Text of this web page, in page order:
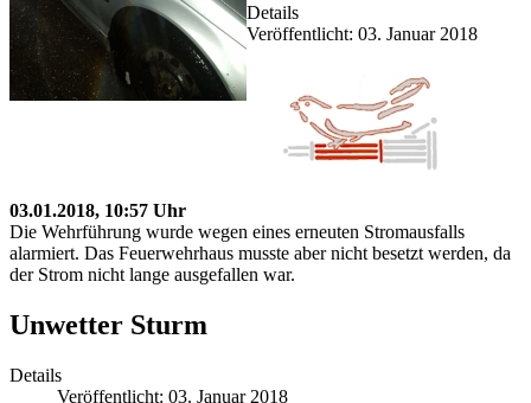
Details
Veröffentlicht: 03. Januar 2018
03.01.2018, 10:57 Uhr
Die Wehrführung wurde wegen eines erneuten Stromausfalls
alarmiert. Das Feuerwehrhaus musste aber nicht besetzt werden, da
der Strom nicht lange ausgefallen war.
Unwetter Sturm
Details
Veröffentlicht: 03. Januar 2018